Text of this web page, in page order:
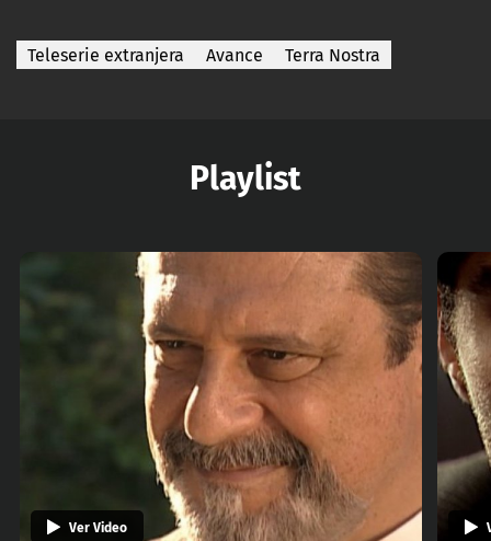
Teleserie extranjera Avance Terra Nostra
Playlist
Ver Video